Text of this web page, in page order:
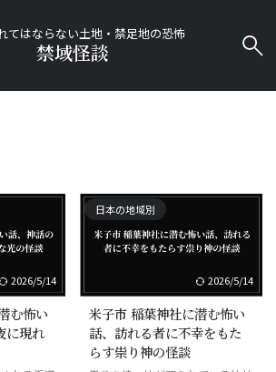
てはならない土地・禁足地の恐怖
禁域怪談
2026/5/14
む怖い
に現れ
日本の地域別
2026/5/14
米子市 稲葉神社に潜む怖い
話、訪れる者に不幸をもた
らす祟り神の怪談